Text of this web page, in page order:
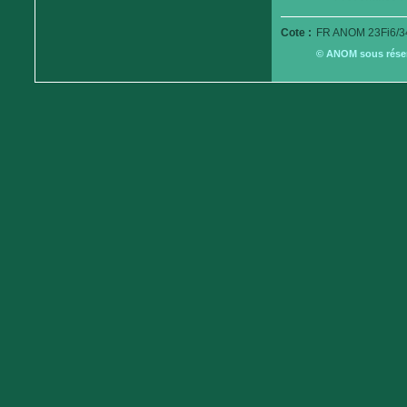
Cote : FR ANOM 23Fi6/
© ANOM sous